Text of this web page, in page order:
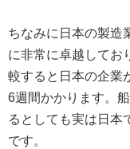
ちなみに日本の製造
に非常に卓越してお
較すると日本の企業
6週間かかります。
るとしても実は日本
です。